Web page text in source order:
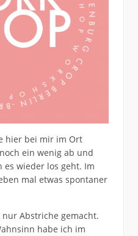
hier bei mir im Ort
ein wenig ab und
es wieder los geht. Im
mal etwas spontaner
Abstriche gemacht.
habe ich im